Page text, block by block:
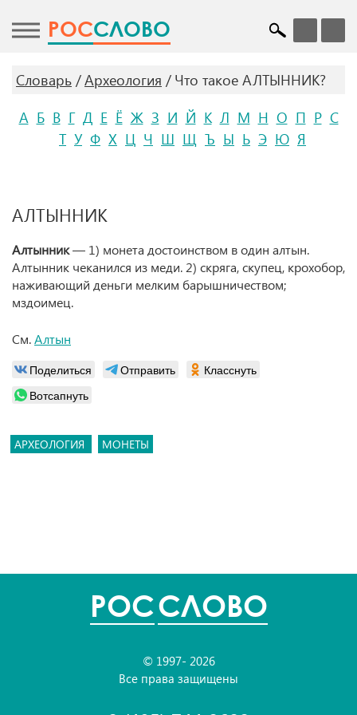
POCСЛОВО
Словарь Археология
Что такое АЛТЫННИК?
А Б В Г Д Е Ё Ж З И Й К Л М Н О П Р С
Т У Ф Х Ц Ч Ш Щ Ъ Ы Ь Э Ю Я
АЛТЫННИК
Алтынник— 1) монета достоинством в один алтын.
Алтынник чеканился из меди. 2) скряга, скупец, крохобор,
наживающий деньги мелким барышничеством;
мздоимец.
См.Алтын
Поделиться Отправить
Класснуть
Вотсапнуть
АРХЕОЛОГИЯ МОНЕТЫ
POCСЛОВО
© 1997- 2026
Все права защищены